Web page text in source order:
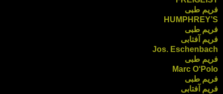
فریم طبی
HUMPHREY’S
فریم طبی
فریم آفتابی
Jos. Eschenbach
فریم طبی
Marc O‘Polo
فریم طبی
فریم آفتابی